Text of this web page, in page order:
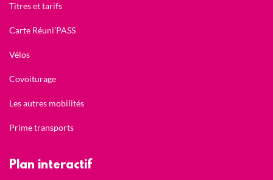
Titres et tarifs
Carte Réuni’PASS
Vélos
Covoiturage
Les autres mobilités
Prime transports
Plan interactif